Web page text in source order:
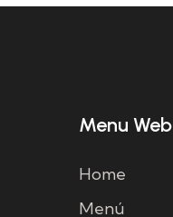
Menu Web
Home
Menú